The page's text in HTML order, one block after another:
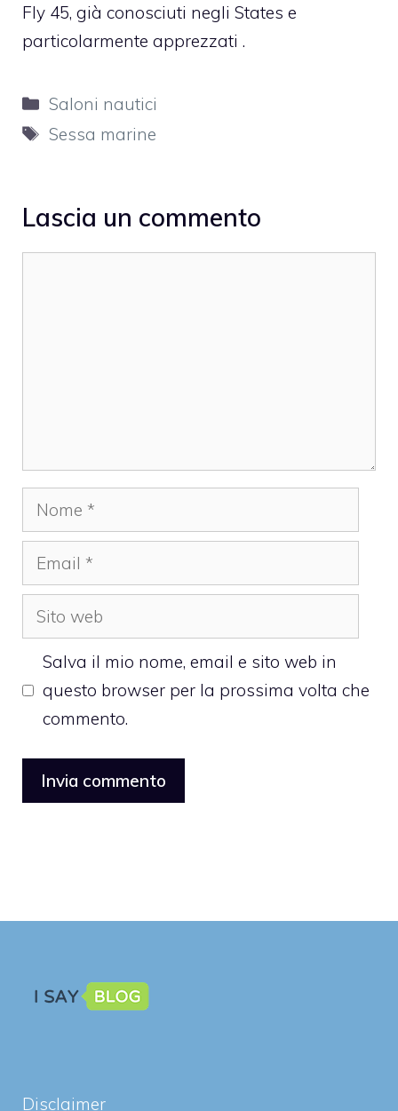
Fly 45, già conosciuti negli States e
particolarmente apprezzati .
Categorie
Saloni nautici
Tag
Sessa marine
Lascia un commento
Nome
Email
Sito
web
Salva il mio nome, email e sito web in
questo browser per la prossima volta che
commento.
Disclaimer